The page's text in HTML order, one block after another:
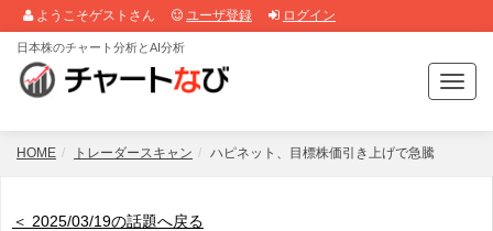
ようこそゲストさん ユーザ登録 ログイン
T
o
g
日本株のチャート分析とAI分析
HOME トレーダースキャン ハピネット、目標株価引き上げで急騰
＜ 2025/03/19の話題へ戻る